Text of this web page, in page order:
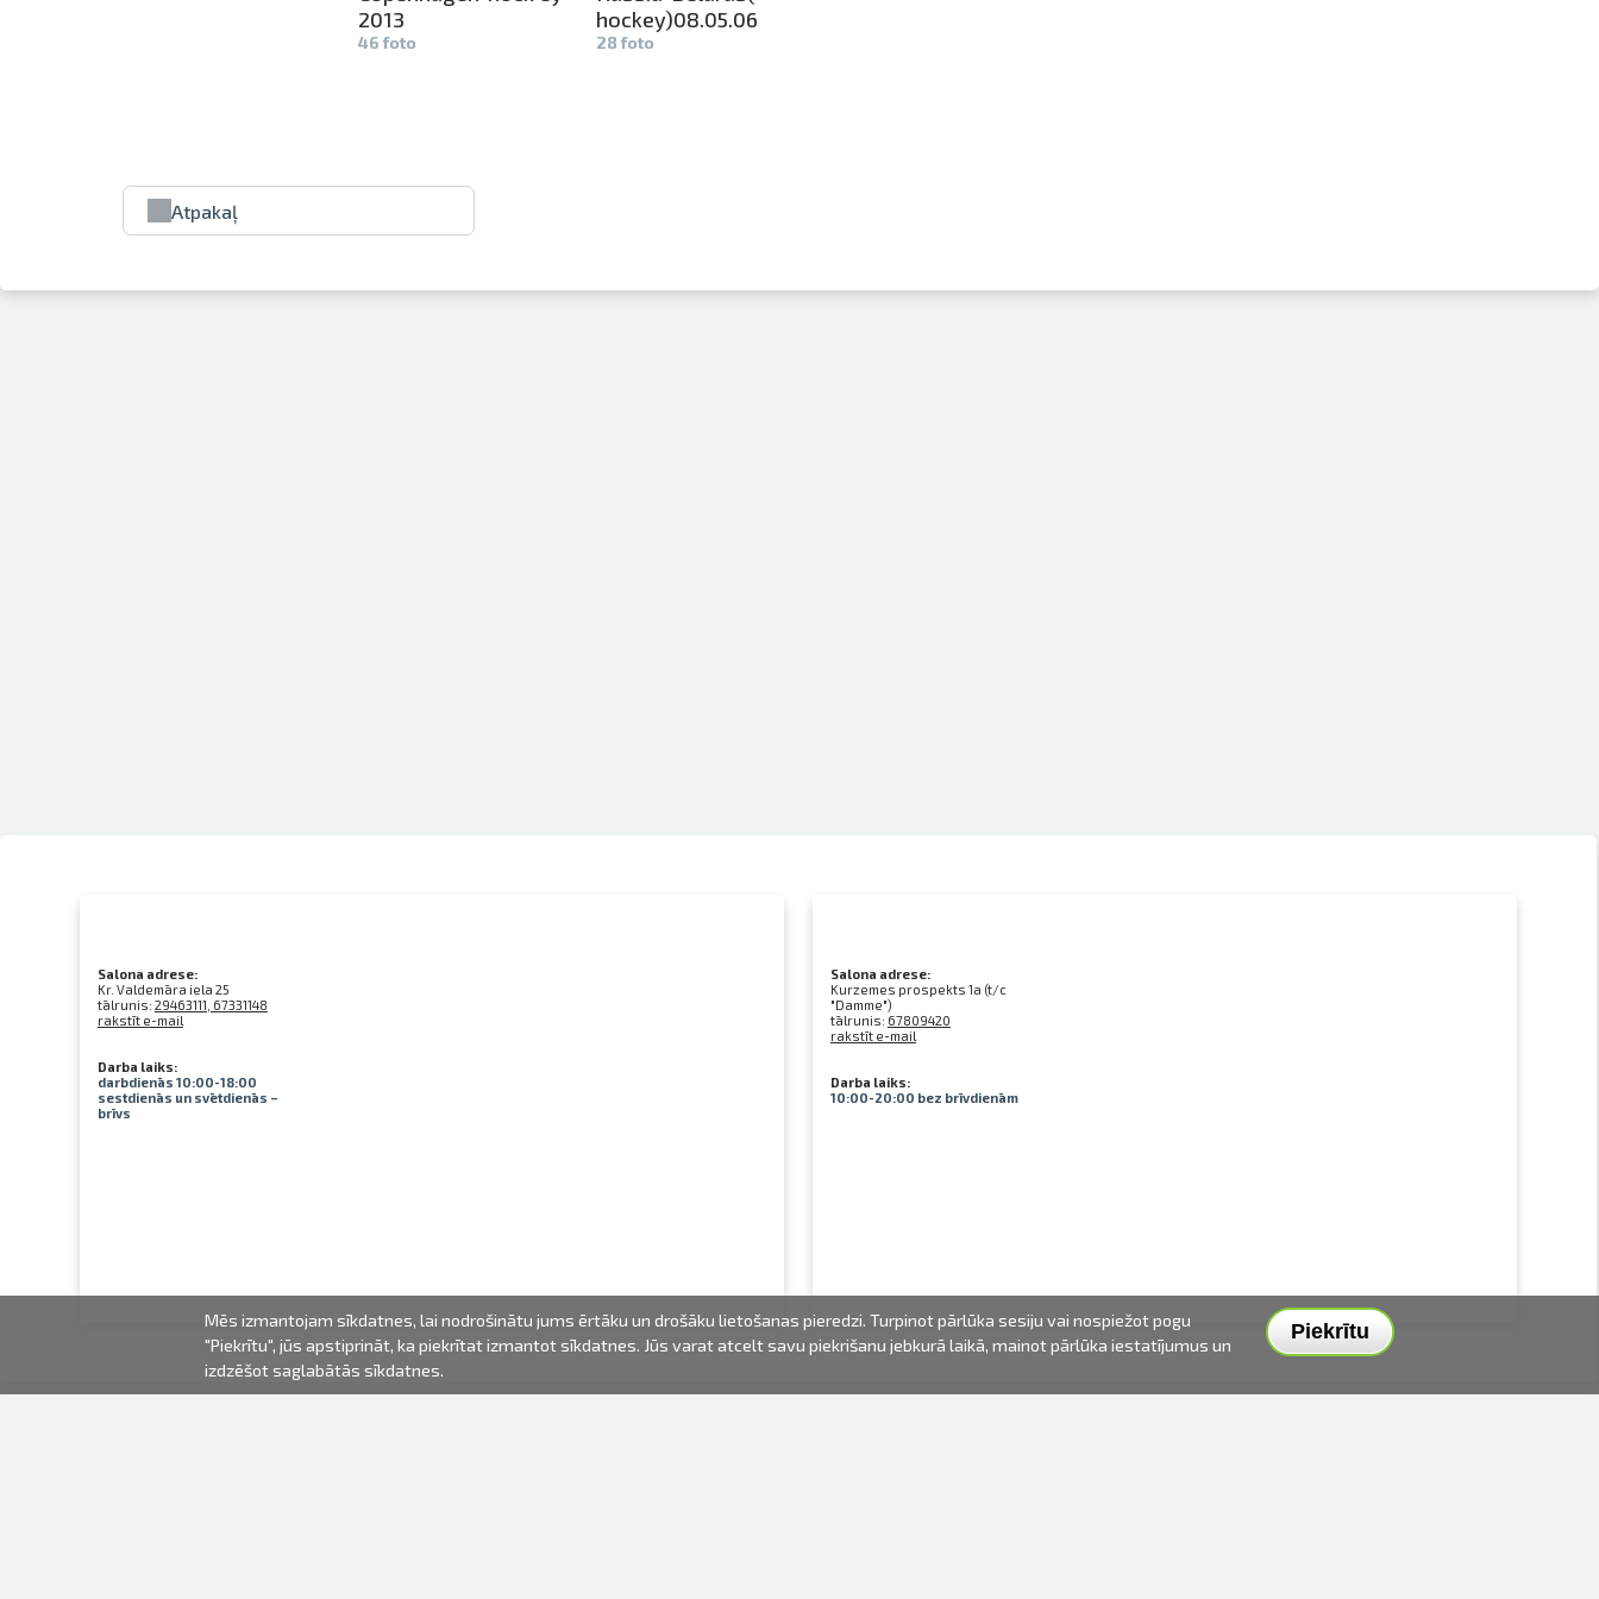
2013
46 foto
hockey)08.­05.06
28 foto
Atpakaļ
Salona adrese:
Kr. Valdemāra iela 25
tālrunis: 29463111, 67331148
rakstīt e-mail
Darba laiks:
darbdienās 10:00-18:00
sestdienās un svētdienās –
brīvs
Salona adrese:
Kurzemes prospekts 1a (t/c
"Damme")
tālrunis: 67809420
rakstīt e-mail
Darba laiks:
10:00-20:00 bez brīvdienām
Piekrītu
Mēs izmantojam sīkdatnes, lai nodrošinātu jums ērtāku un drošāku lietošanas pieredzi. Turpinot pārlūka sesiju vai nospiežot pogu
"Piekrītu", jūs apstiprināt, ka piekrītat izmantot sīkdatnes. Jūs varat atcelt savu piekrišanu jebkurā laikā, mainot pārlūka iestatījumus un
izdzēšot saglabātās sīkdatnes.